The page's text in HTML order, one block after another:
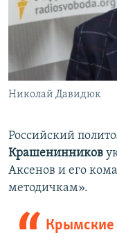
Николай Давидюк
Российский
Крашенинников
Аксенов и его
методичкам».
Крымские